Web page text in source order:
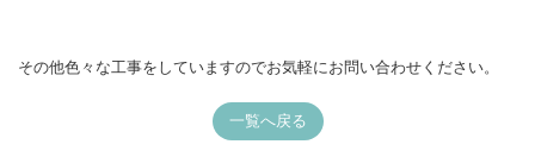
その他色々な工事をしていますのでお気軽にお問い合わせください。
一覧へ戻る